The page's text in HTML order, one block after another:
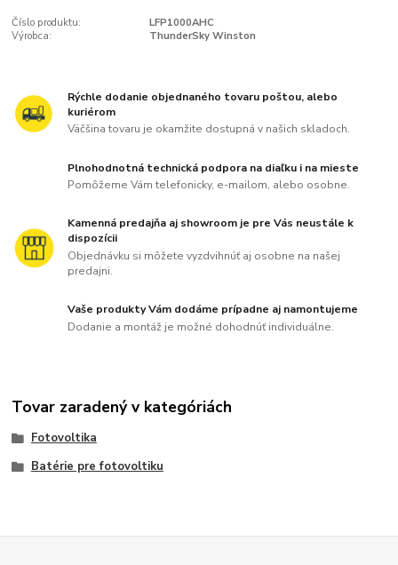
Číslo produktu:
LFP1000AHC
Výrobca:
ThunderSky Winston
Rýchle dodanie objednaného tovaru poštou, alebo
kuriérom
Väčšina tovaru je okamžite dostupná v našich skladoch.
Plnohodnotná technická podpora na diaľku i na mieste
Pomôžeme Vám telefonicky, e-mailom, alebo osobne.
Kamenná predajňa aj showroom je pre Vás neustále k
dispozícii
Objednávku si môžete vyzdvihnúť aj osobne na našej
predajni.
Vaše produkty Vám dodáme prípadne aj namontujeme
Dodanie a montáž je možné dohodnúť individuálne.
Tovar zaradený v kategóriách
Fotovoltika
Batérie pre fotovoltiku